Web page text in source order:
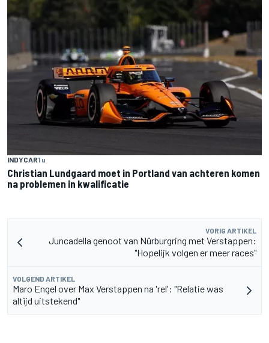
INDYCAR1 u
Christian Lundgaard moet in Portland van achteren komen
na problemen in kwalificatie
VORIG ARTIKEL
Juncadella genoot van Nürburgring met Verstappen:
"Hopelijk volgen er meer races"
VOLGEND ARTIKEL
Maro Engel over Max Verstappen na 'rel': "Relatie was
altijd uitstekend"